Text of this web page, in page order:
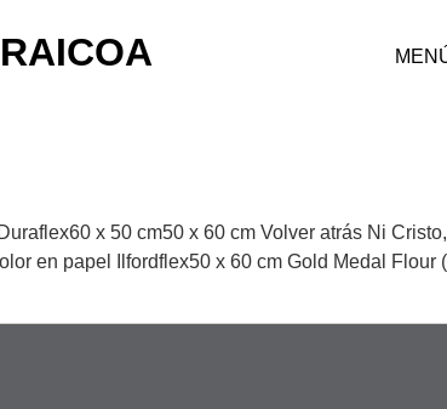
x 50 cm50 x 60 cm Volver atrás Ni
en papel Ilfordflex50 x 60 cm Gold Medal